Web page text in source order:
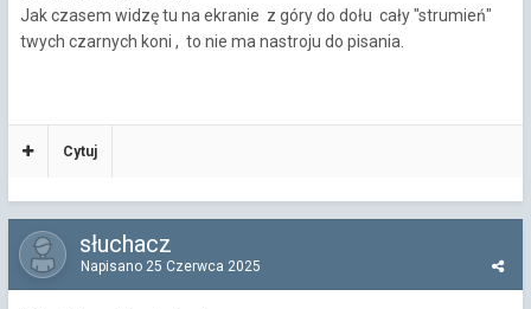
Jak czasem widzę tu na ekranie z góry do dołu cały "strumień"
twych czarnych koni , to nie ma nastroju do pisania.
Cytuj
słuchacz
Napisano 25 Czerwca 2025